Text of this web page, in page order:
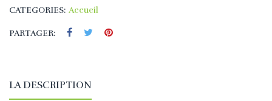
CATEGORIES: Accueil
PARTAGER:
LA DESCRIPTION